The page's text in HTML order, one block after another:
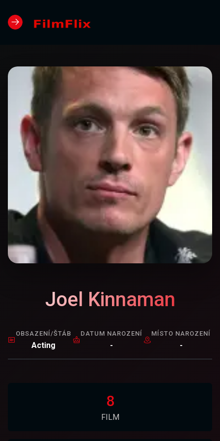
Joel Kinnaman
OBSAZENÍ/ŠTÁB
Acting
DATUM NAROZENÍ
-
MÍSTO NAROZENÍ
-
8
FILM